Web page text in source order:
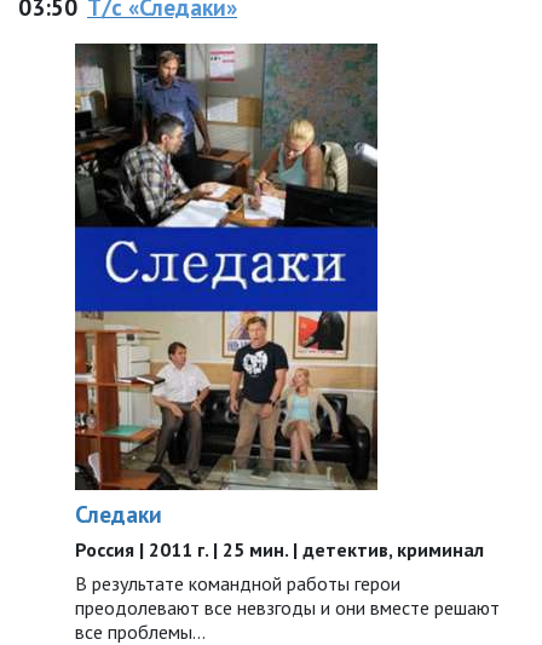
03:50 Т/с «Следаки»
Следаки
Россия | 2011 г. | 25 мин. | детектив, криминал
В результате командной работы герои
преодолевают все невзгоды и они вместе решают
все проблемы…